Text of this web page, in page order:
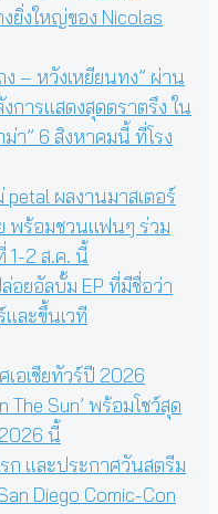
ยิ่งใหญ่ของ Nicolas
– หวังเหยียนทง” ผ่าน
ารแสดงสุดตราตรึง ใน
า” 6 สิงหาคมนี้ ที่โรง
petal ผลงานมาสเตอร์
พร้อมชวนแฟนๆ ร่วม
1-2 ส.ค. นี้
อยอัลบั้ม EP ที่มีชื่อว่า
ละขึ้นเวที
เอเชียทัวร์ปี 2026
The Sun’ พร้อมโชว์สุด
นี้
รก และประกาศวันสตรีม
Diego Comic-Con